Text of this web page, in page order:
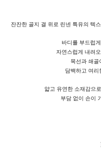
잔잔한 골지 결 위로 린넨 특유의 텍
바디를 부드럽
자연스럽게 내려
목선과 쇄골
담백하고 여리
얇고 유연한 소재감으
부담 없이 손이